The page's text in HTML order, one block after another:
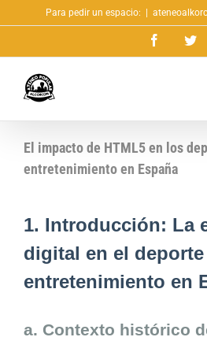
al
Para pedir un espacio:
Facebook
El impacto de HTML5 en los
entretenimiento en España
1. Introducción: La
digital en el
entretenimiento en
a. Contexto histórico